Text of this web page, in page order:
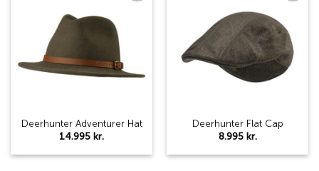
Deerhunter Adventurer Hat
14.995 kr.
wishlist
Deerhunter Flat Cap
8.995 kr.